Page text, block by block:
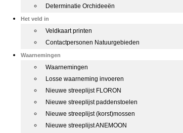
Determinatie Orchideeën
Het veld in
Veldkaart printen
Contactpersonen Natuurgebieden
Waarnemingen
Waarnemingen
Losse waarneming invoeren
Nieuwe streeplijst FLORON
Nieuwe streeplijst paddenstoelen
Nieuwe streeplijst (korst)mossen
Nieuwe streeplijst ANEMOON